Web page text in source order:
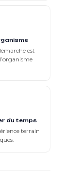
est
du temps
terrain